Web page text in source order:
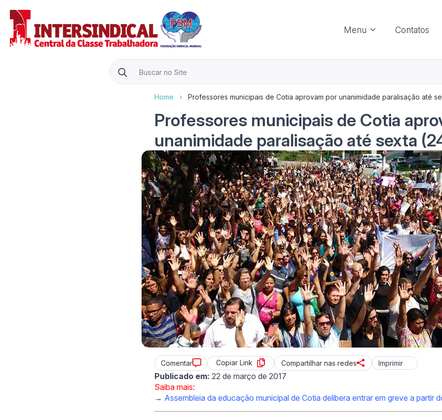
Menu Contatos
Search
for:
Home › Professores municipais de Cotia aprovam por unanimidade paralisação até
Professores municipais de Cotia
unanimidade paralisação até sexta
Comentar Copiar Link Compartilhar nas redes Imprimir
Publicado em: 22 de março de 2017
Saiba mais:
→ Assembleia da educação municipal de Cotia delibera entrar em greve a partir